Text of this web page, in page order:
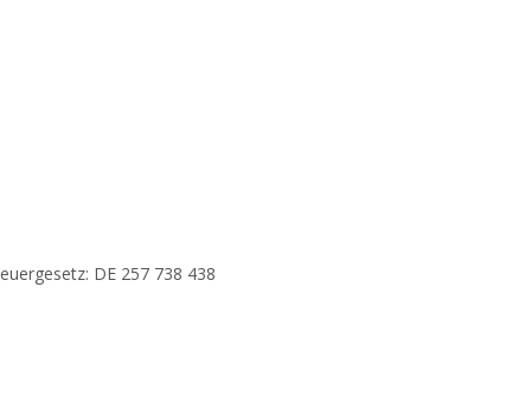
DE 257 738 438